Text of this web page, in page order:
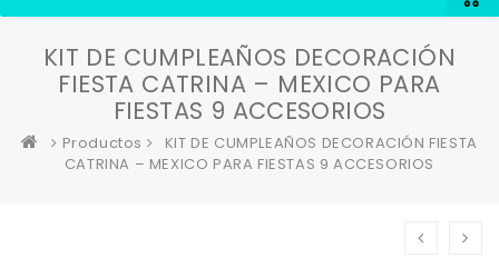
KIT DE CUMPLEAÑOS DECORACIÓN
FIESTA CATRINA – MEXICO PARA
FIESTAS 9 ACCESORIOS
Productos
KIT DE CUMPLEAÑOS DECORACIÓN FIESTA
CATRINA – MEXICO PARA FIESTAS 9 ACCESORIOS